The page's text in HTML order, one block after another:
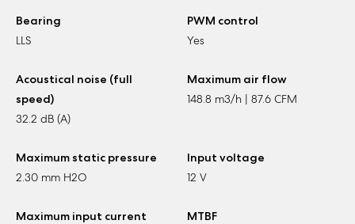
Bearing
LLS
PWM control
Yes
Acoustical noise (full
speed)
32.2 dB (A)
Maximum air flow
148.8 m3/h | 87.6 CFM
Maximum static pressure
2.30 mm H2O
Input voltage
12 V
Maximum input current
MTBF